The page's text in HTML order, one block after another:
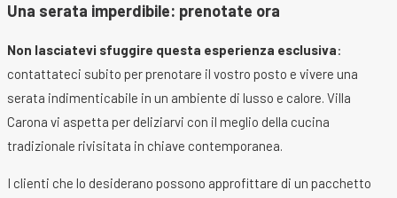
Una serata imperdibile: prenotate ora
Non lasciatevi sfuggire questa esperienza esclusiva:
contattateci subito per prenotare il vostro posto e vivere una
serata indimenticabile in un ambiente di lusso e calore. Villa
Carona vi aspetta per deliziarvi con il meglio della cucina
tradizionale rivisitata in chiave contemporanea.
I clienti che lo desiderano possono approfittare di un pacchetto